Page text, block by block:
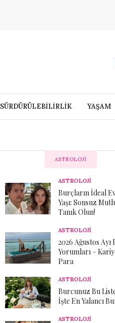
SÜRDÜRÜLEBİLİRLİK YAŞAM
ASTROLOJI
ASTROLOJİ
Burçların İdeal
Yaşı: Sonsuz
Tanık Olun!
ASTROLOJİ
2026 Ağustos Ayı
Yorumları –
Para
ASTROLOJİ
Burcunuz Bu
İşte En Yalancı
ASTROLOJİ